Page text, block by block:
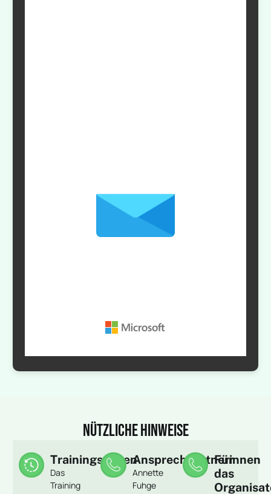
Nützliche Hinweise
Trainingszeiten
Das
Training
Ansprechpartnerinnen
Annette
Fuhge
Für
das